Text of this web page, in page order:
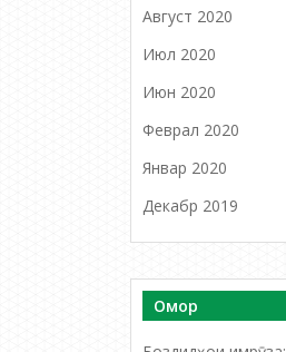
Август 2020
Июл 2020
Июн 2020
Феврал 2020
Январ 2020
Декабр 2019
Омор